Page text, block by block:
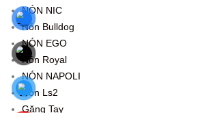
NÓN NIC
Nón Bulldog
NÓN EGO
Nón Royal
NÓN NAPOLI
Nón Ls2
Găng Tay